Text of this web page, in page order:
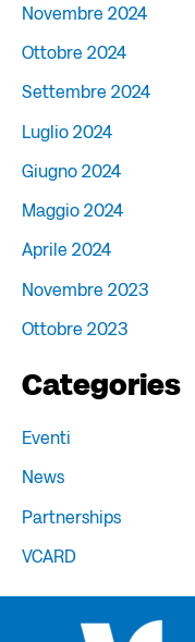
Novembre 2024
Ottobre 2024
Settembre 2024
Luglio 2024
Giugno 2024
Maggio 2024
Aprile 2024
Novembre 2023
Ottobre 2023
Categories
Eventi
News
Partnerships
VCARD